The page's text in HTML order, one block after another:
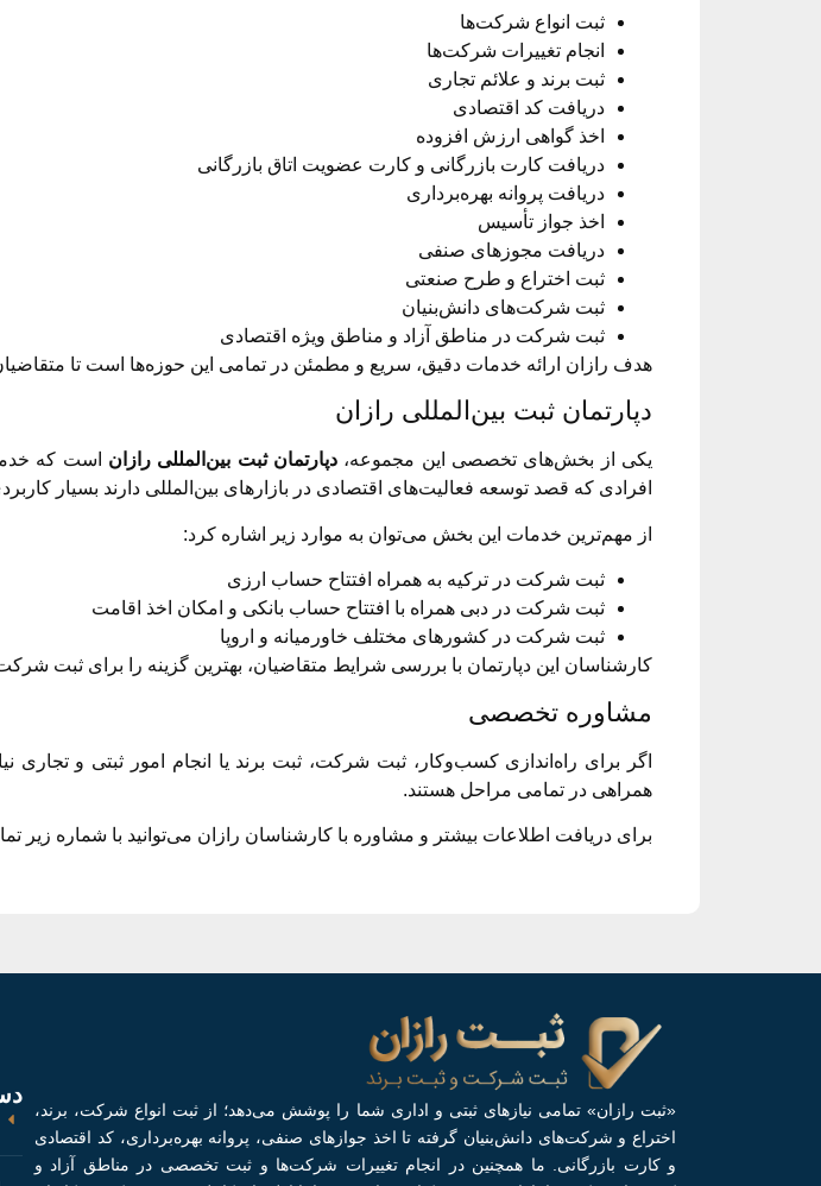
ثبت انواع شرکت‌ها
انجام تغییرات شرکت‌ها
ثبت برند و علائم تجاری
دریافت کد اقتصادی
اخذ گواهی ارزش افزوده
دریافت کارت بازرگانی و کارت عضویت اتاق بازرگانی
دریافت پروانه بهره‌برداری
اخذ جواز تأسیس
دریافت مجوزهای صنفی
ثبت اختراع و طرح صنعتی
ثبت شرکت‌های دانش‌بنیان
ثبت شرکت در مناطق آزاد و مناطق ویژه اقتصادی
هدف رازان ارائه خدمات دقیق، سریع و مطمئن در تمامی این حوزه‌ها است تا متقاضیان
دپارتمان ثبت بین‌المللی رازان
یکی از بخش‌های تخصصی این مجموعه،دپارتمان ثبت بین‌المللی رازان است که
افرادی که قصد توسعه فعالیت‌های اقتصادی در بازارهای بین‌المللی دارند بسیار
از مهم‌ترین خدمات این بخش می‌توان به موارد زیر اشاره کرد:
ثبت شرکت در ترکیه به همراه افتتاح حساب ارزی
ثبت شرکت در دبی همراه با افتتاح حساب بانکی و امکان اخذ اقامت
ثبت شرکت در کشورهای مختلف خاورمیانه و اروپا
کارشناسان این دپارتمان با بررسی شرایط متقاضیان، بهترین گزینه را برای ثبت
مشاوره تخصصی
اگر برای راه‌اندازی کسب‌وکار، ثبت شرکت، ثبت برند یا انجام امور ثبتی و تجاری
همراهی در تمامی مراحل هستند.
برای دریافت اطلاعات بیشتر و مشاوره با کارشناسان رازان می‌توانید با شماره زیر
«ثبت رازان» تمامی نیازهای ثبتی و اداری شما را پوشش می‌دهد؛ از ثبت انواع شرکت، برند،
اختراع و شرکت‌های دانش‌بنیان گرفته تا اخذ جوازهای صنفی، پروانه بهره‌برداری، کد اقتصادی
و کارت بازرگانی. ما همچنین در انجام تغییرات شرکت‌ها و ثبت تخصصی در مناطق آزاد و